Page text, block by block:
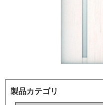
製品カテゴリ